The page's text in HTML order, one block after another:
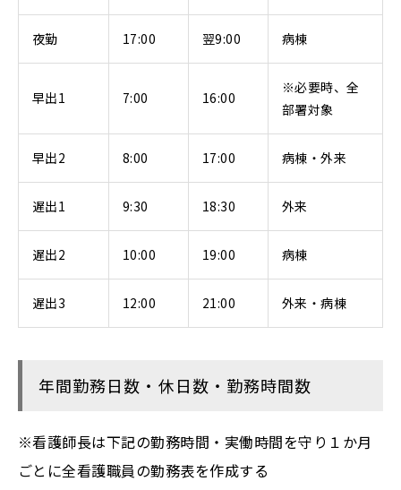
夜勤 17:00 翌9:00 病棟
早出1 7:00 16:00
※必要時、全
部署対象
早出2 8:00 17:00 病棟・外来
遅出1 9:30 18:30 外来
遅出2 10:00 19:00 病棟
遅出3 12:00 21:00 外来・病棟
年間勤務日数・休日数・勤務時間数
※看護師長は下記の勤務時間・実働時間を守り１か月
ごとに全看護職員の勤務表を作成する